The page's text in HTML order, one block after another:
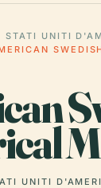
STATI UNITI
UNITI